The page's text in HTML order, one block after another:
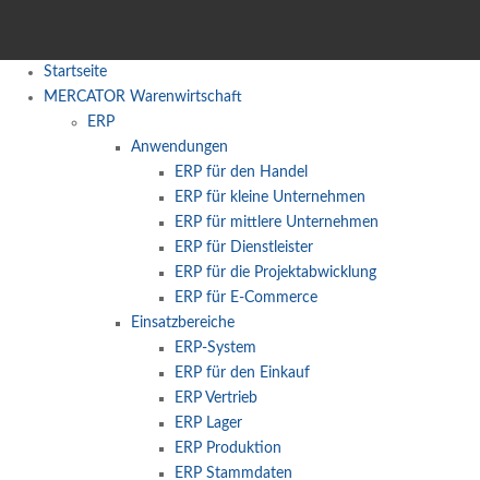
Startseite
MERCATOR Warenwirtschaft
ERP
Anwendungen
ERP für den Handel
ERP für kleine Unternehmen
ERP für mittlere Unternehmen
ERP für Dienstleister
ERP für die Projektabwicklung
ERP für E-Commerce
Einsatzbereiche
ERP-System
ERP für den Einkauf
ERP Vertrieb
ERP Lager
ERP Produktion
ERP Stammdaten